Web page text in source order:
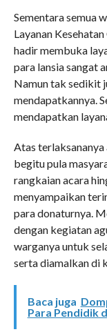
Sementara semua
Layanan
hadir membuka
para lansia sangat
Namun tak sedikit
mendapatkannya.
mendapatkan
Atas terlaksananya
begitu pula
rangkaian acara
menyampaikan
para donaturnya.
dengan kegiatan
warganya untuk
serta diamalkan di
Baca juga
Para Pendidik